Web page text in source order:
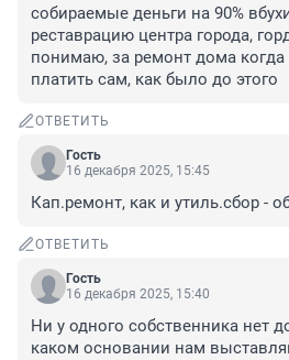
собираемые деньги на 90%
реставрацию центра города,
понимаю, за ремонт дома когда
платить сам, как было до этого
ОТВЕТИТЬ
Гость
16 декабря 2025, 15:45
Кап.ремонт, как и утиль.сбор -
ОТВЕТИТЬ
Гость
16 декабря 2025, 15:40
Ни у одного собственника нет
каком основании нам